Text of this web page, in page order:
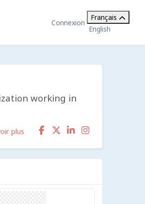
Connexion
Français
English
working in
plus